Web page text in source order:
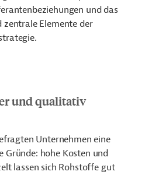
und das
Elemente der
und qualitativ
Unternehmen eine
Gründe: hohe Kosten und
lassen sich Rohstoffe gut